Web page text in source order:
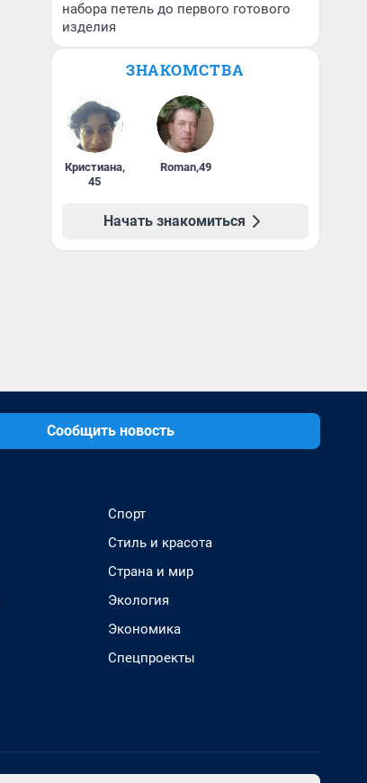
набора петель до первого готового
изделия
ЗНАКОМСТВА
Кристиана,
45
Roman,49
Начать знакомиться
Сообщить новость
Спорт
Стиль и красота
Страна и мир
Экология
Экономика
Спецпроекты